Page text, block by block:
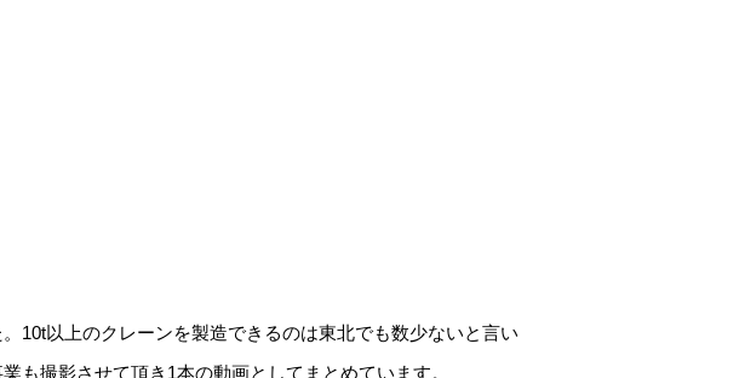
10t以上のクレーンを製造できるのは東北でも数少ないと言い
も撮影させて頂き1本の動画としてまとめています。